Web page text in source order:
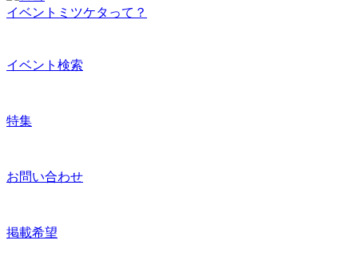
イベントミツケタって？
イベント検索
特集
お問い合わせ
掲載希望